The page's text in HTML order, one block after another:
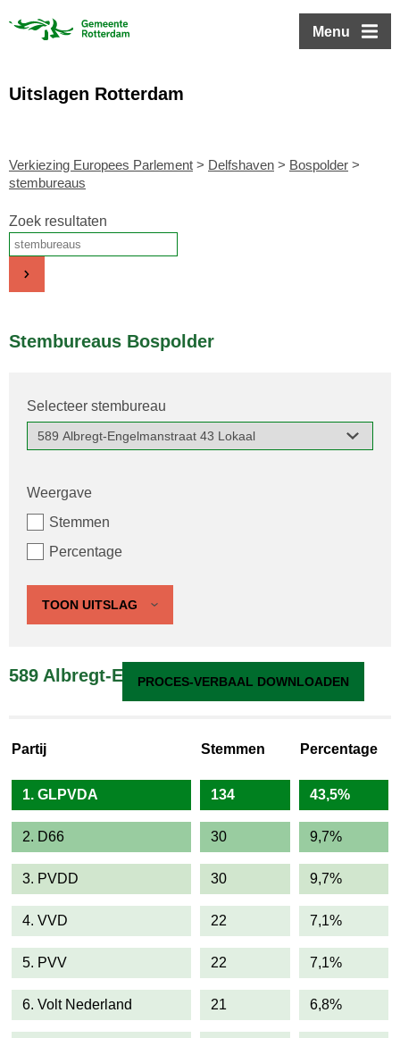
Menu
Uitslagen Rotterdam
Verkiezing Europees Parlement > Delfshaven > Bospolder >
stembureaus
Zoek resultaten
Stembureaus Bospolder
Selecteer stembureau
Weergave
Stemmen
Percentage
TOON UITSLAG
589 Albregt-Engelmanstraat 43 Lokaal
PROCES-VERBAAL DOWNLOADEN
Partij Stemmen Percentage
1. GLPVDA 134 43,5%
2. D66 30 9,7%
3. PVDD 30 9,7%
4. VVD 22 7,1%
5. PVV 22 7,1%
6. Volt Nederland 21 6,8%